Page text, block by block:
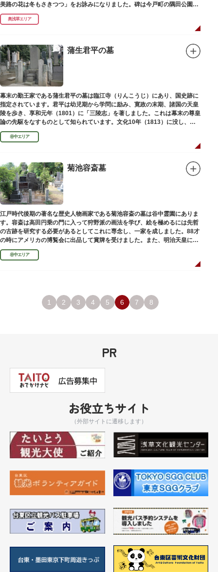
美路の花は冬もさきつつ」をお詠みになりました。碑は今戸町の隅田公園内
にあります。
奥浅草エリア
蒲生君平の墓
幕末の勤王家である蒲生君平の墓は臨江寺（りんこうじ）にあり、国史跡に
指定されています。君平は幼児期から学問に励み、寛政の末期、諸国の天皇
陵を歩き、享和元年（1801）に「三陵志」を著しました。これは幕末の尊皇
論の先駆をなすものとして知られています。文化10年（1813）に没し、高
山彦三郎や林子平と共に「寛政三奇人」の一人にあげられています。
谷中エリア
菊池容斎墓
江戸時代後期の著名な歴史人物画家である菊池容斎の墓は谷中霊園にありま
す。容斎は高田円乗の門に入って狩野派の画法を学び、絵を極めるには先哲
の古跡を研究する必要があるとしてこれに専念し、一家を成しました。88才
の時にアメリカの博覧会に出品して賞牌を受けました。また、明治天皇に
「日本画史」の称を賜りました。
谷中エリア
1 2 3 4 5 6 7 8
PR
お役立ちサイト
（外部サイトに遷移します）